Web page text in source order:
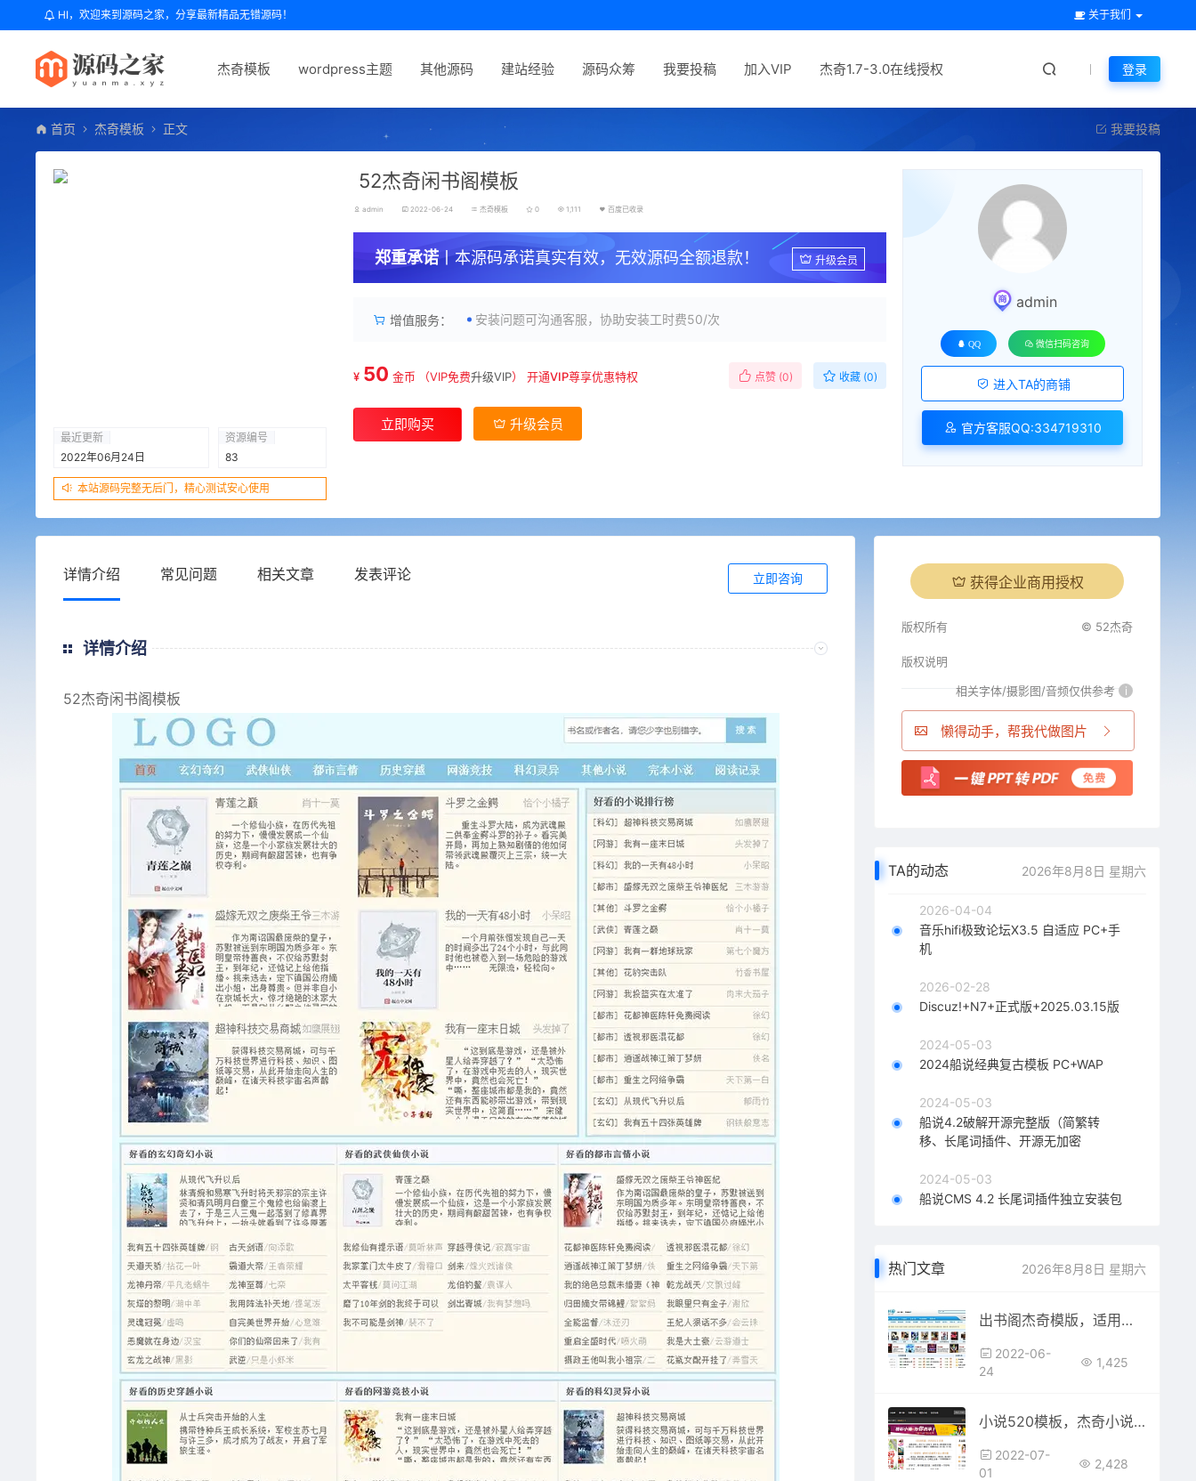
HI，欢迎来到源码之家，分享最新精品无错源码！ 关于我们
杰奇模板 wordpress主题 其他源码 建站经验 源码众筹 我要投稿 加入VIP 杰奇1.7-3.0在线授权 登录
首页 杰奇模板 正文 我要投稿
最近更新
2022年06月24日
资源编号
83
本站源码完整无后门，精心测试安心使用
52杰奇闲书阁模板
admin 2022-06-24 杰奇模板 0 1,111 百度已收录
郑重承诺丨本源码承诺真实有效，无效源码全额退款！ 升级会员
增值服务： 安装问题可沟通客服，协助安装工时费50/次
¥ 50 金币 （VIP免费升级VIP）开通VIP尊享优惠特权 点赞 (0) 收藏 (0)
立即购买 升级会员
admin
QQ 微信扫码咨询
进入TA的商铺
官方客服QQ:334719310
详情介绍 常见问题 相关文章 发表评论 立即咨询
详情介绍
52杰奇闲书阁模板
获得企业商用授权
版权所有 © 52杰奇
版权说明
相关字体/摄影图/音频仅供参考 i
懒得动手，帮我代做图片
TA的动态 2026年8月8日 星期六
2026-04-04
音乐hifi极致论坛X3.5 自适应 PC+手
机
2026-02-28
Discuz!+N7+正式版+2025.03.15版
2024-05-03
2024船说经典复古模板 PC+WAP
2024-05-03
船说4.2破解开源完整版（简繁转
移、长尾词插件、开源无加密
2024-05-03
船说CMS 4.2 长尾词插件独立安装包
热门文章 2026年8月8日 星期六
出书阁杰奇模版，适用杰奇1.7，带伪静态规则
2022-06-
24
1,425
小说520模板，杰奇小说1.7模板下载，已做SEO优化
2022-07-
01
2,428